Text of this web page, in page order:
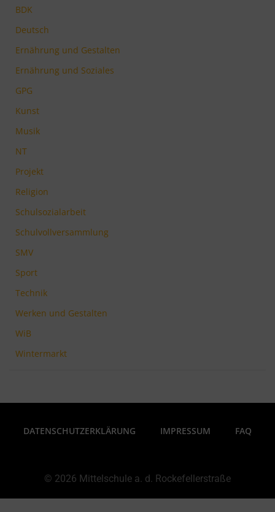
BDK
Deutsch
Ernährung und Gestalten
Ernährung und Soziales
GPG
Kunst
Musik
NT
Projekt
Religion
Schulsozialarbeit
Schulvollversammlung
SMV
Sport
Technik
Werken und Gestalten
WiB
Wintermarkt
DATENSCHUTZERKLÄRUNG IMPRESSUM FAQ
© 2026 Mittelschule a. d. Rockefellerstraße